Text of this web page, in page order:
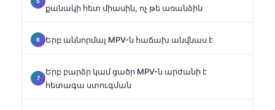
քանակի հետ միասին, ոչ թե առանձին
Երբ աննորմալ MPV-ն հաճախ անվնաս է
Երբ բարձր կամ ցածր MPV-ն արժանի է
հետագա ստուգման